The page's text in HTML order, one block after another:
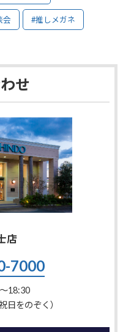
会 #推しメガネ
せ
店
7000
18:30
日をのぞく）